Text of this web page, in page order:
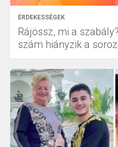
ÉRDEKESSÉGEK
Rájössz, mi a
szám hiányzik a